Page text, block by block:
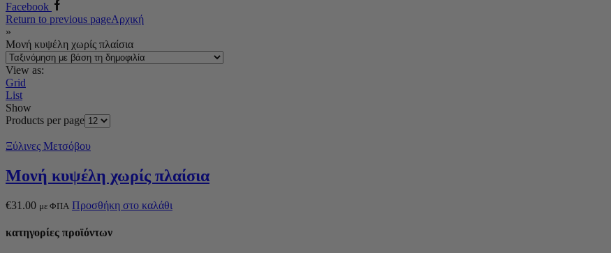
Facebook
Return to previous pageΑρχική
»
Μονή κυψέλη χωρίς πλαίσια
View as:
Grid
List
Show
Products per page
Ξύλινες Μετσόβου
Μονή κυψέλη χωρίς πλαίσια
€31.00 με ΦΠΑ Προσθήκη στο καλάθι
κατηγορίες προϊόντων